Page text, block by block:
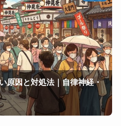
原因と対処法｜自律神経・